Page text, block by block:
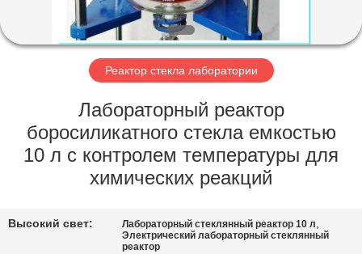
ПУТЕШЕСТВИЕ
ФАБРИКИ
ПРОВЕРКА
КАЧЕСТВА
МЫ
Реактор стекла лаборатории
Лабораторный реактор
боросиликатного стекла емкостью
10 л с контролем температуры для
химических реакций
Высокий свет: Лабораторный стеклянный реактор 10 л,
Электрический лабораторный стеклянный
реактор